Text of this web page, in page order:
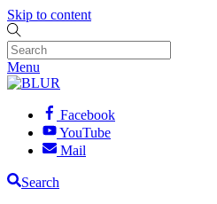
Skip to content
Menu
Facebook
YouTube
Mail
Search